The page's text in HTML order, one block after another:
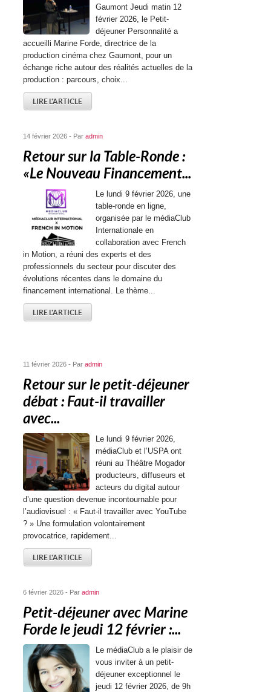
Gaumont Jeudi matin 12
février 2026, le Petit-
déjeuner Personnalité a
accueilli Marine Forde, directrice de la
production cinéma chez Gaumont, pour un
échange riche autour des réalités actuelles de la
production : parcours, choix...
LIRE L'ARTICLE
14 février 2026 - Paradmin
Retour sur la Table-Ronde :
« Le Nouveau Financement...
Le lundi 9 février 2026, une
table-ronde en ligne,
organisée par le médiaClub
Internationale en
collaboration avec French
in Motion, a réuni des experts et des
professionnels du secteur pour discuter des
évolutions récentes dans le domaine du
financement international. Le thème...
LIRE L'ARTICLE
11 février 2026 - Paradmin
Retour sur le petit-déjeuner
débat : Faut-il travailler
avec...
Le lundi 9 février 2026,
médiaClub et l’USPA ont
réuni au Théâtre Mogador
producteurs, diffuseurs et
acteurs du digital autour
d’une question devenue incontournable pour
l’audiovisuel : « Faut-il travailler avec YouTube
? » Une formulation volontairement
provocatrice, rapidement...
LIRE L'ARTICLE
6 février 2026 - Paradmin
Petit-déjeuner avec Marine
Forde le jeudi 12 février :...
Le médiaClub a le plaisir de
vous inviter à un petit-
déjeuner exceptionnel le
jeudi 12 février 2026, de 9h